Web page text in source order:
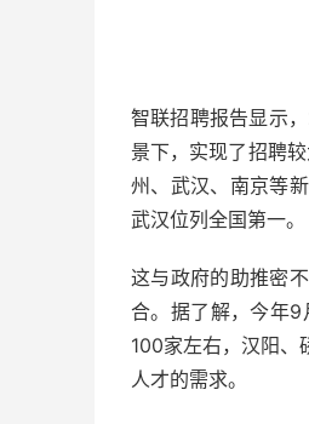
智联招聘报告显示
景下，实现了招聘
州、武汉、南京等
武汉位列全国第一。
这与政府的助推密
合。据了解，今年9
100家左右，汉阳、
人才的需求。